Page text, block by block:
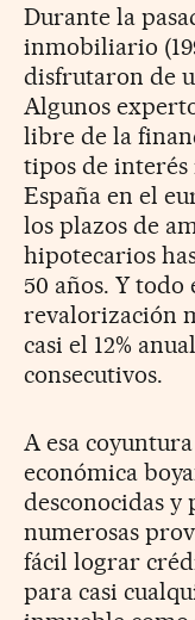
Durante la
inmobiliario
disfrutaron de
Algunos
libre de la
tipos de
España en el
los plazos de
hipotecarios
50 años. Y
revalorización
casi el 12%
consecutivos.
A esa
económica
desconocidas y
numerosas
fácil lograr
para casi